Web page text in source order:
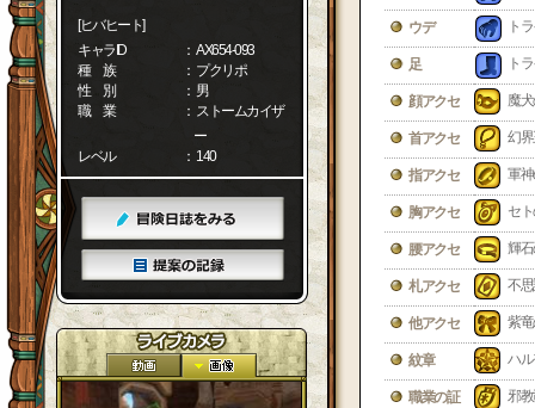
[ヒバヒート]
キャラID
： AX654-093
種 族
： プクリポ
性 別
： 男
職 業
： ストームカイザ
ー
レベル
： 140
ウデ ト
足 ト
顔アクセ 魔
首アクセ 幻
指アクセ 軍
胸アクセ セ
腰アクセ 輝
札アクセ 不
他アクセ 紫
紋章 ハ
職業の証 邪